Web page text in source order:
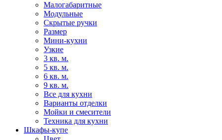
Малогабаритные
Модульные
Скрытые ручки
Размер
Мини-кухни
Узкие
3 кв. м.
5 кв. м.
6 кв. м.
9 кв. м.
Все для кухни
Варианты отделки
Мойки и смесители
Техника для кухни
Шкафы-купе